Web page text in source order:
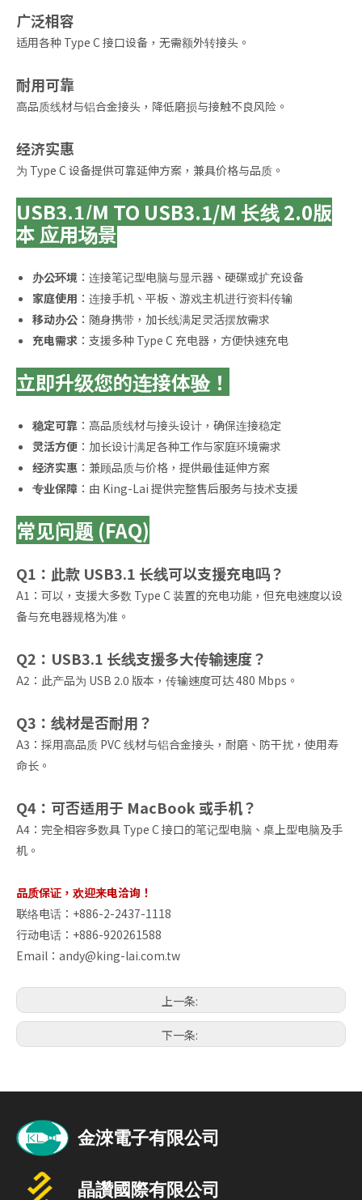
广泛相容
适用各种 Type C 接口设备，无需额外转接头。
耐用可靠
高品质线材与铝合金接头，降低磨损与接触不良风险。
经济实惠
为 Type C 设备提供可靠延伸方案，兼具价格与品质。
USB3.1/M TO USB3.1/M 长线 2.0版
本 应用场景
办公环境 ：连接笔记型电脑与显示器、硬碟或扩充设备
家庭使用 ：连接手机、平板、游戏主机进行资料传输
移动办公 ：随身携带，加长线满足灵活摆放需求
充电需求 ：支援多种 Type C 充电器，方便快速充电
立即升级您的连接体验！
稳定可靠 ：高品质线材与接头设计，确保连接稳定
灵活方便 ：加长设计满足各种工作与家庭环境需求
经济实惠 ：兼顾品质与价格，提供最佳延伸方案
专业保障 ：由 King-Lai 提供完整售后服务与技术支援
常见问题 (FAQ)
Q1：此款 USB3.1 长线可以支援充电吗？
A1：可以，支援大多数 Type C 装置的充电功能，但充电速度以设
备与充电器规格为准。
Q2：USB3.1 长线支援多大传输速度？
A2：此产品为 USB 2.0 版本，传输速度可达 480 Mbps。
Q3：线材是否耐用？
A3：採用高品质 PVC 线材与铝合金接头，耐磨、防干扰，使用寿
命长。
Q4：可否适用于 MacBook 或手机？
A4：完全相容多数具 Type C 接口的笔记型电脑、桌上型电脑及手
机。
品质保证，欢迎来电洽询！
联络电话：+886-2-2437-1118
行动电话：+886-920261588
Email： andy@king-lai.com.tw
上一条:
下一条: